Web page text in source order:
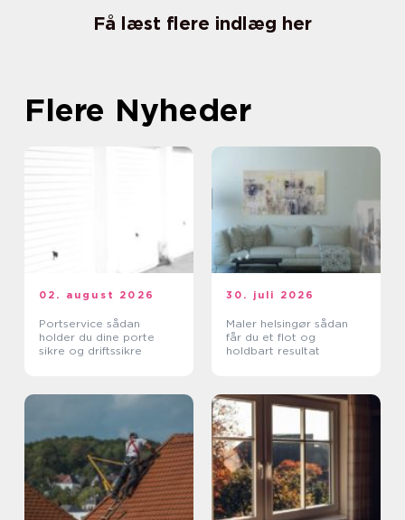
Få læst flere indlæg her
Flere Nyheder
02. august 2026
Portservice sådan
holder du dine porte
sikre og driftssikre
30. juli 2026
Maler helsingør sådan
får du et flot og
holdbart resultat